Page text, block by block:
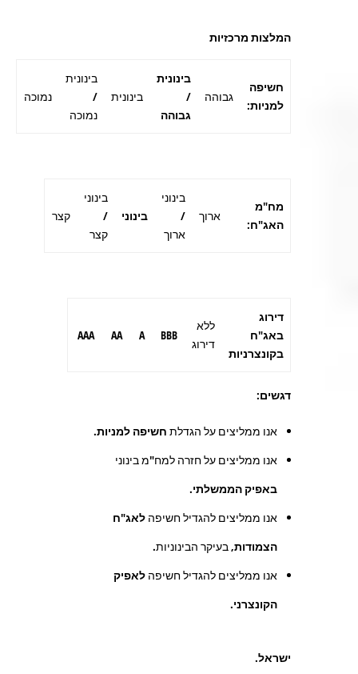
המלצות מרכזיות
חשיפה
למניות:
גבוהה
בינונית
/
גבוהה
בינונית
בינונית
/
נמוכה
נמוכה
מח"מ
האג"ח:
ארוך
בינוני
/
ארוך
בינוני
בינוני
/
קצר
קצר
דירוג
באג"ח
בקונצרניות
ללא
דירוג
BBB
A
AA
AAA
דגשים:
אנו ממליצים על הגדלת חשיפה למניות.
אנו ממליצים על חזרה למח"מ בינוני
באפיק הממשלתי.
אנו ממליצים להגדיל חשיפה לאג"ח
הצמודות, בעיקר הבינוניות.
אנו ממליצים להגדיל חשיפה לאפיק
הקונצרני.
ישראל.